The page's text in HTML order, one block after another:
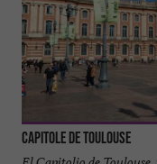
Capitole de Toulouse